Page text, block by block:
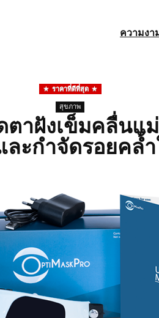
ความงา
ราคาที่ดีที่สุด
สุขภาพ
ตาฝังเข็มคลื่นแ
ะกำจัดรอยคล้